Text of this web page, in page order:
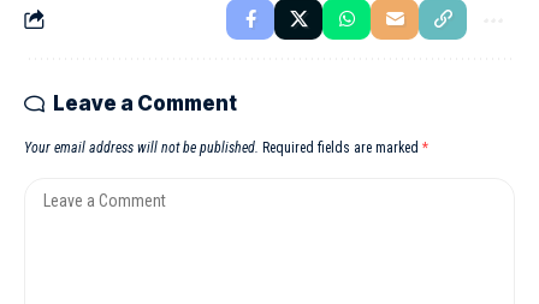
Leave a Comment
Your email address will not be published. Required fields are marked *